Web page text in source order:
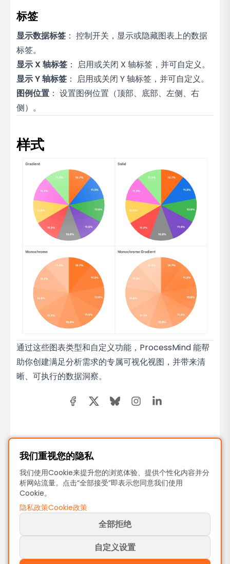
标签
显示数据标签 ： 控制开关，显示或隐藏图表上的数据
标签。
显示 X 轴标签 ： 启用或关闭 X 轴标签，并可自定义。
显示 Y 轴标签 ： 启用或关闭 Y 轴标签，并可自定义。
图例位置 ： 设置图例位置（顶部、底部、左侧、右
侧）。
样式
通过这些图表类型和自定义功能，ProcessMind 能帮
助你创建满足分析需求的专属可视化视图，并带来清
晰、可执行的数据洞察。
上一页
Activities mapping与取消映射教学
流程筛选器
我们重视您的隐私
我们使用Cookie来提升您的浏览体验、提供个性化内容并分
析网站流量。点击“全部接受”即表示您同意我们使用
Cookie。
隐私政策Cookie政策
全部拒绝
自定义设置